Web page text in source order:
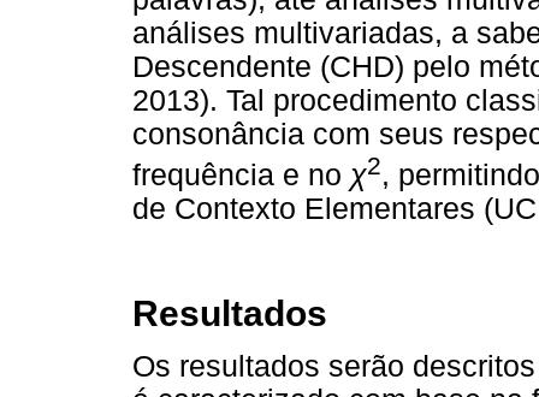
análises multivariadas, a
Descendente (CHD) pelo
2013). Tal procedimento
consonância com seus
frequência e no χ2,
de Contexto Elementares
Resultados
Os resultados serão